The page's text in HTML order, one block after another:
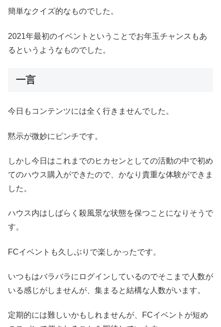
簡単なクイズ的なものでした。
2021年最初のイベントということでお年玉チャンスもあ
るというようなものでした。
一言
今日もコンテンツには全く行きませんでした。
黙示が微妙にピンチです。
しかし今日はこれまでのヒカセンとしての活動の中で初め
てのハウス購入ができたので、かなり貴重な体験ができま
した。
ハウス内はしばらく殺風景な状態を保つことになりそうで
す。
FCイベントも久しぶりで楽しかったです。
いつもはバラバラにログインしているのでそこまで人数が
いる感じがしませんが、集まると結構な人数がいます。
定期的には難しいかもしれませんが、FCイベントが短め